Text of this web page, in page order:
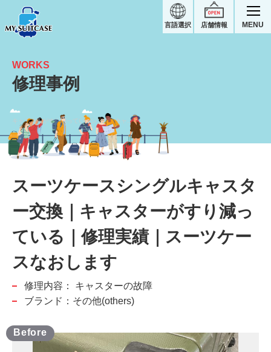
店舗情報
言語選択 MENU
キャスターがすり減っているシングルキャスター交換｜スーツケース修理実績
WORKS
修理事例
スーツケースシングルキャスタ
ー交換｜キャスターがすり減っ
ている｜修理実績｜スーツケー
スなおします
修理内容：
キャスターの故障
ブランド：その他(others)